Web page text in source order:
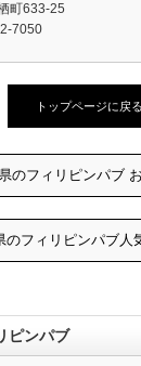
町633-25
7050
トップページに戻る
のフィリピンパブ
のフィリピンパブ人
ピンパブ